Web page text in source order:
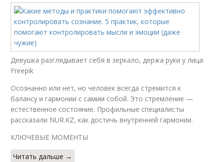
Девушка разглядывает себя в зеркало, держа руки у лица:
Freepik
Осознанно или нет, но человек всегда стремится к
балансу и гармонии с самим собой. Это стремление —
естественное состояние. Профильные специалисты
рассказали NUR.KZ, как достичь внутренней гармонии.
КЛЮЧЕВЫЕ МОМЕНТЫ
Читать дальше →